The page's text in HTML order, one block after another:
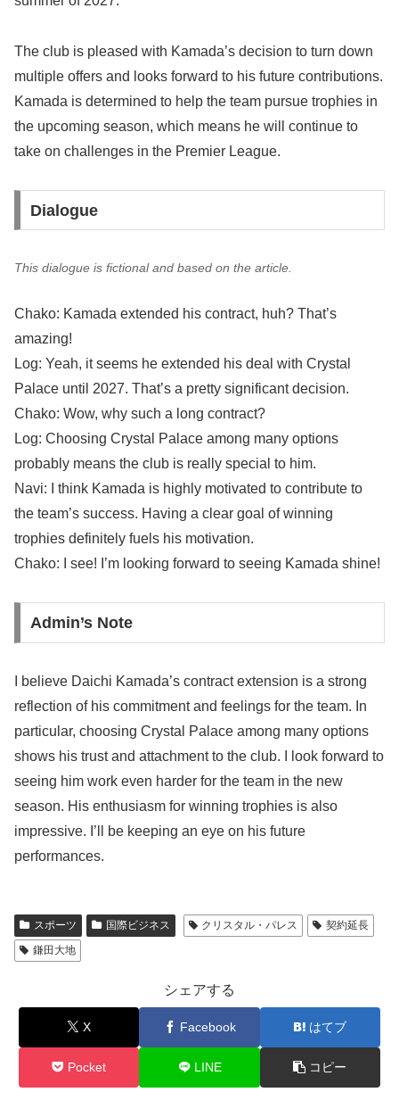
The club is pleased with Kamada’s decision to turn down
multiple offers and looks forward to his future contributions.
Kamada is determined to help the team pursue trophies in
the upcoming season, which means he will continue to
take on challenges in the Premier League.
Dialogue
This dialogue is fictional and based on the article.
Chako: Kamada extended his contract, huh? That’s
amazing!
Log: Yeah, it seems he extended his deal with Crystal
Palace until 2027. That’s a pretty significant decision.
Chako: Wow, why such a long contract?
Log: Choosing Crystal Palace among many options
probably means the club is really special to him.
Navi: I think Kamada is highly motivated to contribute to
the team’s success. Having a clear goal of winning
trophies definitely fuels his motivation.
Chako: I see! I’m looking forward to seeing Kamada shine!
Admin’s Note
I believe Daichi Kamada’s contract extension is a strong
reflection of his commitment and feelings for the team. In
particular, choosing Crystal Palace among many options
shows his trust and attachment to the club. I look forward to
seeing him work even harder for the team in the new
season. His enthusiasm for winning trophies is also
impressive. I’ll be keeping an eye on his future
performances.
スポーツ 国際ビジネス クリスタル・パレス
契約延長
鎌田大地
シェアする
X Facebook はてブ
Pocket LINE コピー